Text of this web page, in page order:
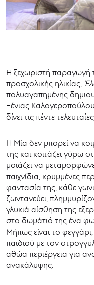
Η ξεχωριστή παραγωγή
προσχολικής ηλικίας,
πολυαγαπημένης
Ξένιας
δίνει τις πέντε
Η Μία δεν μπορεί να
της και κοιτάζει γύρω
μοιάζει να
παιχνίδια, κρυμμένες
φαντασία της, κάθε
ζωντανεύει,
γλυκιά αίσθηση της
στο δωμάτιό της ένα
Μήπως είναι το
παιδιού με τον
αθώα περιέργεια για
ανακάλυψης.